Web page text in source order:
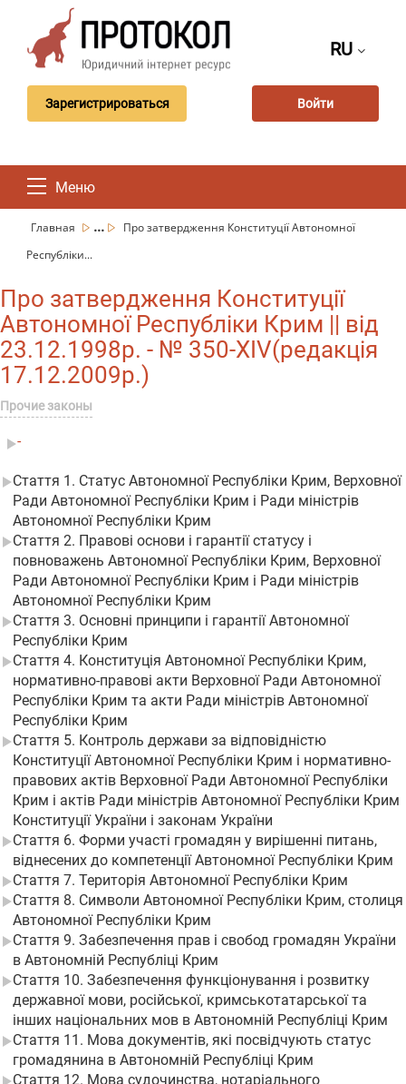
RU
Зарегистрироваться Войти
Меню
Главная ...
Про затвердження Конституції Автономної
Республіки...
Про затвердження Конституції
Автономної Республіки Крим || від
23.12.1998р. - № 350-XIV(редакція
17.12.2009р.)
Прочие законы
-
Стаття 1. Статус Автономної Республіки Крим, Верховної
Ради Автономної Республіки Крим і Ради міністрів
Автономної Республіки Крим
Стаття 2. Правові основи і гарантії статусу і
повноважень Автономної Республіки Крим, Верховної
Ради Автономної Республіки Крим і Ради міністрів
Автономної Республіки Крим
Стаття 3. Основні принципи і гарантії Автономної
Республіки Крим
Стаття 4. Конституція Автономної Республіки Крим,
нормативно-правові акти Верховної Ради Автономної
Республіки Крим та акти Ради міністрів Автономної
Республіки Крим
Стаття 5. Контроль держави за відповідністю
Конституції Автономної Республіки Крим і нормативно-
правових актів Верховної Ради Автономної Республіки
Крим і актів Ради міністрів Автономної Республіки Крим
Конституції України і законам України
Стаття 6. Форми участі громадян у вирішенні питань,
віднесених до компетенції Автономної Республіки Крим
Стаття 7. Територія Автономної Республіки Крим
Стаття 8. Символи Автономної Республіки Крим, столиця
Автономної Республіки Крим
Стаття 9. Забезпечення прав і свобод громадян України
в Автономній Республіці Крим
Стаття 10. Забезпечення функціонування і розвитку
державної мови, російської, кримськотатарської та
інших національних мов в Автономній Республіці Крим
Стаття 11. Мова документів, які посвідчують статус
громадянина в Автономній Республіці Крим
Стаття 12. Мова судочинства, нотаріального